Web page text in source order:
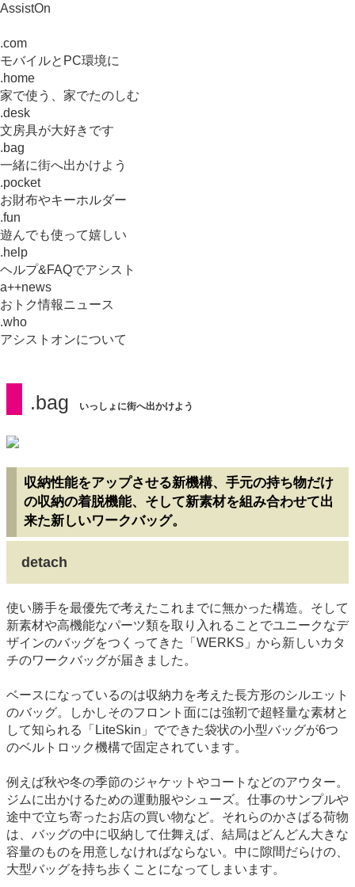
.bag いっしょに街へ出かけよう
収納性能をアップさせる新機構、手元の持ち物だけ
の収納の着脱機能、そして新素材を組み合わせて出
来た新しいワークバッグ。
detach
使い勝手を最優先で考えたこれまでに無かった構造。そして
新素材や高機能なパーツ類を取り入れることでユニークなデ
ザインのバッグをつくってきた「WERKS」から新しいカタ
チのワークバッグが届きました。
ベースになっているのは収納力を考えた長方形のシルエット
のバッグ。しかしそのフロント面には強靭で超軽量な素材と
して知られる「LiteSkin」でできた袋状の小型バッグが6つ
のベルトロック機構で固定されています。
例えば秋や冬の季節のジャケットやコートなどのアウター。
ジムに出かけるための運動服やシューズ。仕事のサンプルや
途中で立ち寄ったお店の買い物など。それらのかさばる荷物
は、バッグの中に収納して仕舞えば、結局はどんどん大きな
容量のものを用意しなければならない。中に隙間だらけの、
大型バッグを持ち歩くことになってしまいます。
AssistOn
.com
モバイルとPC環境に
.home
家で使う、家でたのしむ
.desk
文房具が大好きです
.bag
一緒に街へ出かけよう
.pocket
お財布やキーホルダー
.fun
遊んでも使って嬉しい
.help
ヘルプ&FAQでアシスト
a++news
おトク情報ニュース
.who
アシストオンについて